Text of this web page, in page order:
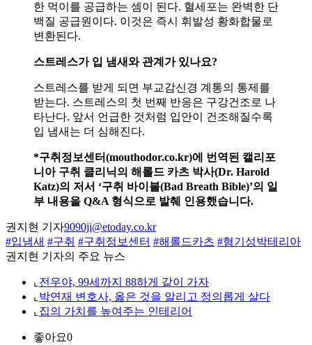
한 먹이를 공급하는 셈이 된다. 혈세포는 완벽한 단
백질 공급원이다. 이것은 즉시 휘발성 황화합물로
변환된다.
스트레스가 입 냄새와 관계가 있나요?
스트레스를 받게 되면 부교감신경 계통의 통제를
받는다. 스트레스의 첫 번째 반응은 구강건조로 나
타난다. 앞서 언급한 것처럼 입안이 건조해질수록
입 냄새는 더 심해진다.
*구취정보센터(mouthodor.co.kr)에 번역된 캘리포
니아 구취 클리닉의 해롤드 카츠 박사(Dr. Harold
Katz)의 저서 ‘구취 바이블(Bad Breath Bible)’의 일
부 내용을 Q&A 형식으로 발췌 인용했습니다.
권지현 기자9090ji@etoday.co.kr
#입냄새 #구취 #구취정보센터 #해롤드카츠 #혐기성박테리아
권지현 기자의 주요 뉴스
⌞ 전우야, 99세까지 88하게 같이 가자
⌞ 박연재 변호사, 옳은 것을 알리고 정의롭게 살다
⌞ 집의 가치를 높여주는 인테리어
좋아요0